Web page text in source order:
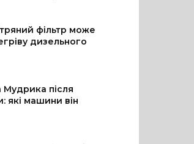
фільтр може
дизельного
після
які машини він